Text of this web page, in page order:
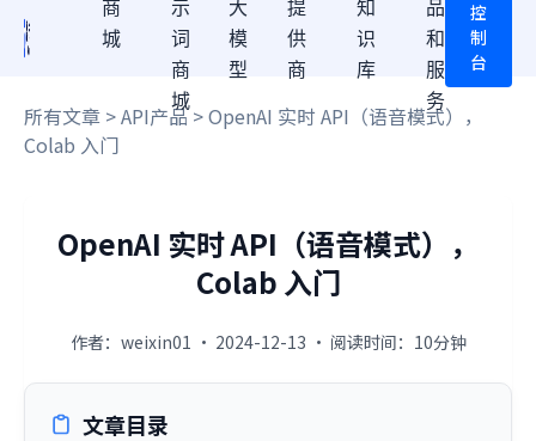
商
城
示
词
商
城
大
模
型
提
供
商
知
识
库
品
和
服
务
控
制
台
所有文章 >API产品> OpenAI 实时 API（语音模式），
Colab 入门
OpenAI 实时 API（语音模式），
Colab 入门
作者：weixin01 · 2024-12-13 · 阅读时间：10分钟
文章目录